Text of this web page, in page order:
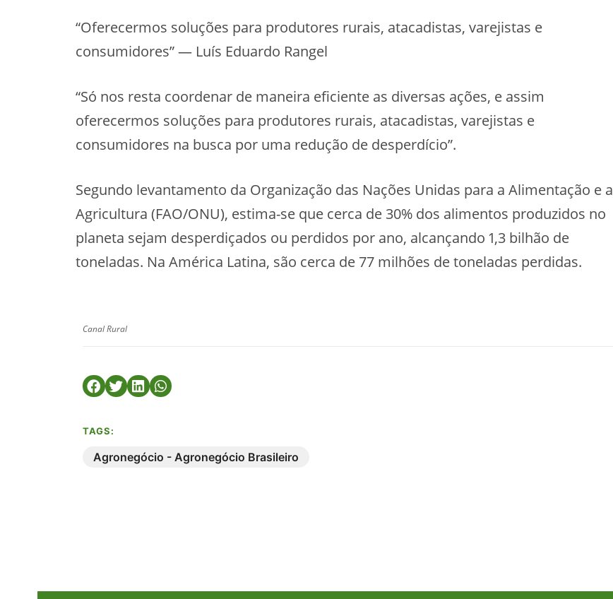
“Oferecermos soluções para produtores rurais, atacadistas, varejistas e
consumidores” — Luís Eduardo Rangel
“Só nos resta coordenar de maneira eficiente as diversas ações, e assim
oferecermos soluções para produtores rurais, atacadistas, varejistas e
consumidores na busca por uma redução de desperdício”.
Segundo levantamento da Organização das Nações Unidas para a Alimentação e a
Agricultura (FAO/ONU), estima-se que cerca de 30% dos alimentos produzidos no
planeta sejam desperdiçados ou perdidos por ano, alcançando 1,3 bilhão de
toneladas. Na América Latina, são cerca de 77 milhões de toneladas perdidas.
Canal Rural
TAGS:
Agronegócio - Agronegócio Brasileiro